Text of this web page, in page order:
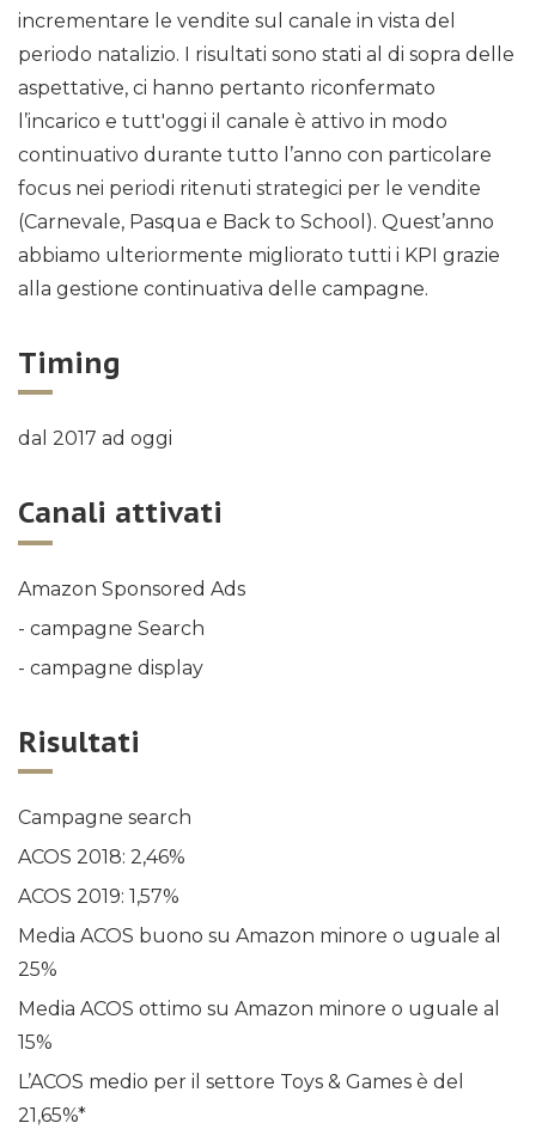
incrementare le vendite sul canale in vista del
periodo natalizio. I risultati sono stati al di sopra delle
aspettative, ci hanno pertanto riconfermato
l’incarico e tutt'oggi il canale è attivo in modo
continuativo durante tutto l’anno con particolare
focus nei periodi ritenuti strategici per le vendite
(Carnevale, Pasqua e Back to School). Quest’anno
abbiamo ulteriormente migliorato tutti i KPI grazie
alla gestione continuativa delle campagne.
Timing
dal 2017 ad oggi
Canali attivati
Amazon Sponsored Ads
- campagne Search
- campagne display
Risultati
Campagne search
ACOS 2018: 2,46%
ACOS 2019: 1,57%
Media ACOS buono su Amazon minore o uguale al
25%
Media ACOS ottimo su Amazon minore o uguale al
15%
L’ACOS medio per il settore Toys & Games è del
21,65%*